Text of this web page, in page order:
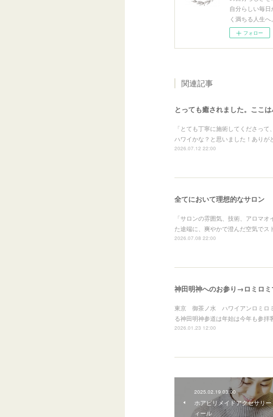
自分らしい毎
く満ちる人生へ。
フォロー
関連記事
とっても癒されました。ここ
「とても丁寧に施術してくださっ
ハワイかな？と思いました！あり
2026.07.12 22:00
全てにおいて理想的なサロン
「サロンの雰囲気、技術、アロマ
た途端に、爽やかで澄んだ空気で
2026.07.08 22:00
神田明神へのお参り→ロミロ
東京 御茶ノ水 ハワイアンロミロ
る神田明神参道は年始は今年も参拝
2026.01.23 12:00
2025.02.19 03:00
ホアピリメイドアクセサリ
ィール